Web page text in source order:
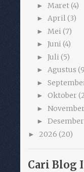
► Maret(4)
► April(3)
► Mei (7)
► Juni (4)
► Juli (5)
► Agustus
►
► Oktober
► November
► Desember
► 2026 (20)
Cari Blog